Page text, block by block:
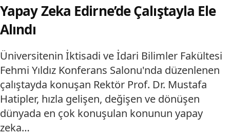
Yapay Zeka Edirne’de Çalıştayla Ele
Alındı
Üniversitenin İktisadi ve İdari Bilimler Fakültesi
Fehmi Yıldız Konferans Salonu'nda düzenlenen
çalıştayda konuşan Rektör Prof. Dr. Mustafa
Hatipler, hızla gelişen, değişen ve dönüşen
dünyada en çok konuşulan konunun yapay
zeka…